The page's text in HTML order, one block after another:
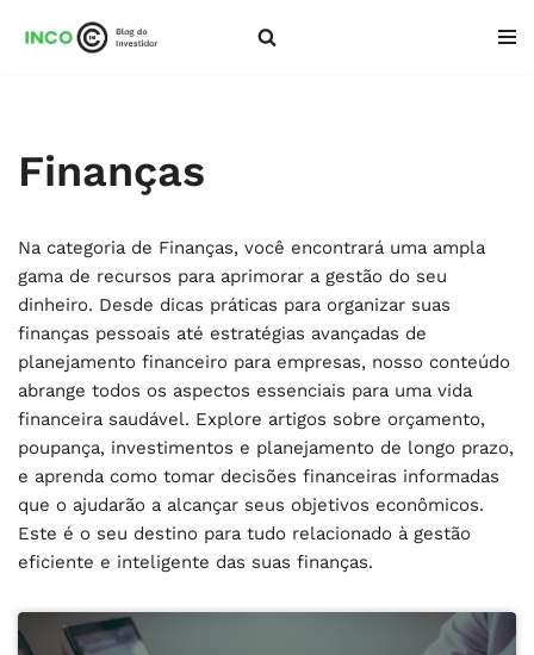
conteúdo
Finanças
Na categoria de Finanças, você encontrará uma ampla
gama de recursos para aprimorar a gestão do seu
dinheiro. Desde dicas práticas para organizar suas
finanças pessoais até estratégias avançadas de
planejamento financeiro para empresas, nosso conteúdo
abrange todos os aspectos essenciais para uma vida
financeira saudável. Explore artigos sobre orçamento,
poupança, investimentos e planejamento de longo prazo,
e aprenda como tomar decisões financeiras informadas
que o ajudarão a alcançar seus objetivos econômicos.
Este é o seu destino para tudo relacionado à gestão
eficiente e inteligente das suas finanças.